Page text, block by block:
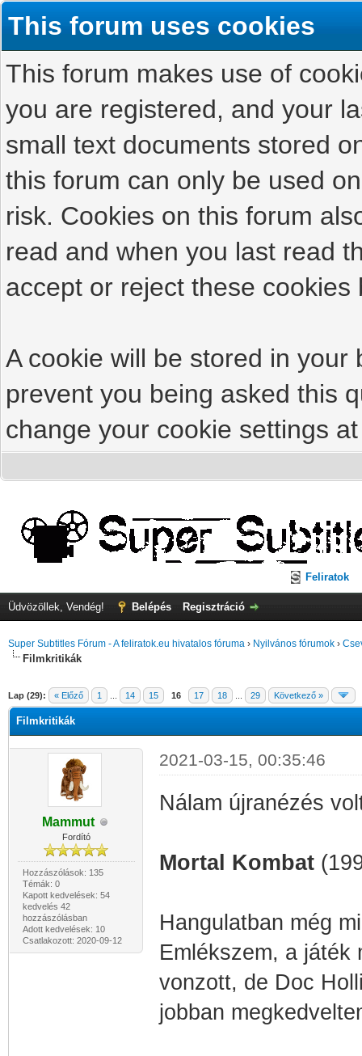
This forum uses cookies
This forum makes use of
you are registered, and your
small text documents stored
this forum can only be used
risk. Cookies on this forum
read and when you last read
accept or reject these cookies
A cookie will be stored in
prevent you being asked this
change your cookie settings
Feliratok
Üdvözöllek, Vendég! Belépés Regisztráció
Super Subtitles Fórum - A feliratok.eu hivatalos fóruma › Nyilvános fórumok ›
Filmkritikák
Lap (29): « Előző 1 14 15 16 17 18 29 Következő »
Filmkritikák
Mammut
Fordító
Hozzászólások: 135
Témák: 0
Kapott kedvelések: 54
kedvelés 42
hozzászólásban
Adott kedvelések: 10
Csatlakozott: 2020-09-12
2021-03-15, 00:35:46
Nálam újranézés
Mortal Kombat
Hangulatban még
Emlékszem, a játék
vonzott, de Doc
jobban